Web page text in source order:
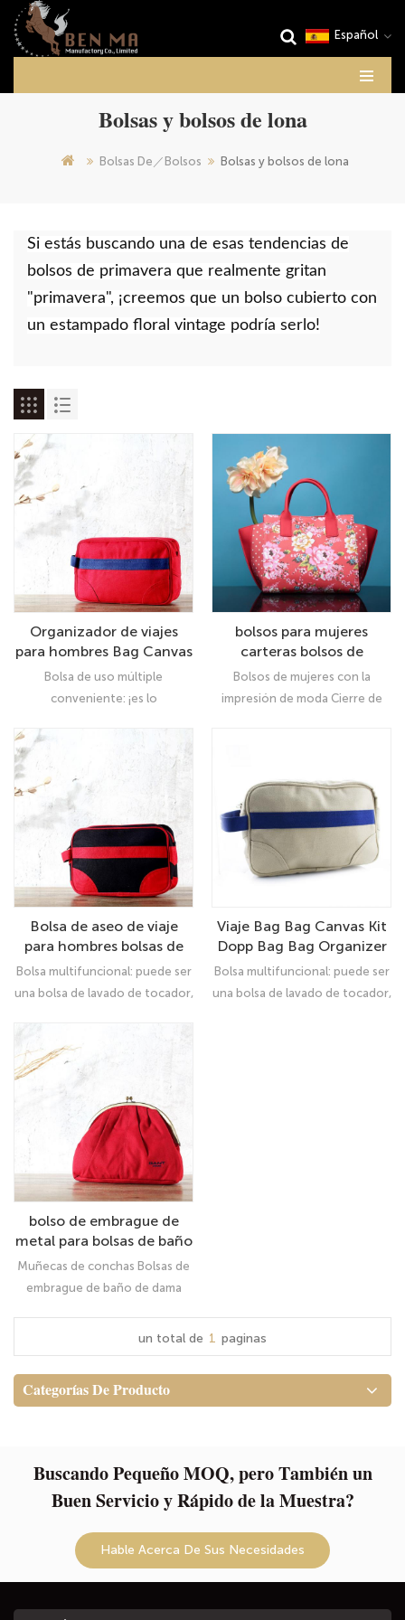
Español
Bolsas y bolsos de lona
Bolsas De／Bolsos Bolsas y bolsos de lona
Si estás buscando una de esas tendencias de
bolsos de primavera que realmente gritan
"primavera", ¡creemos que un bolso cubierto con
un estampado floral vintage podría serlo!
Organizador de viajes
para hombres Bag Canvas
Shaving Dopp Kit TSA
aprobado
Bolsa de uso múltiple
conveniente: ¡es lo
como para caber en cualquier
equipaje de viaje, mochila e
incluso llevado por una mano!
Ya sea que esté viajando por
razones comerciales o
personales, esta bolsa portátil
ciertamente satisfará sus
necesidades Esta bolsa de viaje
bolsa de kit de aseo tradicional,
seguro para almacenar sus
bolsos para mujeres
carteras bolsos de
hombro grande mango de
mango de mango superior
Bolsos de mujeres con la
impresión de moda Cierre de
para mujeres, bolsos diarios,
bolso de hombro, bolsa de
mango superior, bolsa de
trabajo, etc.
Bolsa de aseo de viaje
para hombres bolsas de
baño de afeitar dopp
resistente al agua
Bolsa multifuncional: puede ser
una bolsa de lavado de tocador,
organizador de maquillaje, bolsa
cosmética, organizador de kit
de viaje portátil, paquete de
almacenamiento doméstico,
bolsa de kit de afeitar, kit Dopp,
etc.
Viaje Bag Bag Canvas Kit
Dopp Bag Bag Organizer
Bolsa multifuncional: puede ser
una bolsa de lavado de tocador,
bolso de embrague de
metal para bolsas de baño
para mujeres lienzo
Muñecas de conchas Bolsas de
embrague de baño de dama
cosmética, bolsa de viaje, bolsa
de lavado, incluso la bolsa de
papelería o la bolsa de la
escuela Lleve
jabón, cosmético, etc.
un total de 1 paginas
Categorías De Producto
Buscando Pequeño MOQ, pero También un
Buen Servicio y Rápido de la Muestra?
Hable Acerca De Sus Necesidades